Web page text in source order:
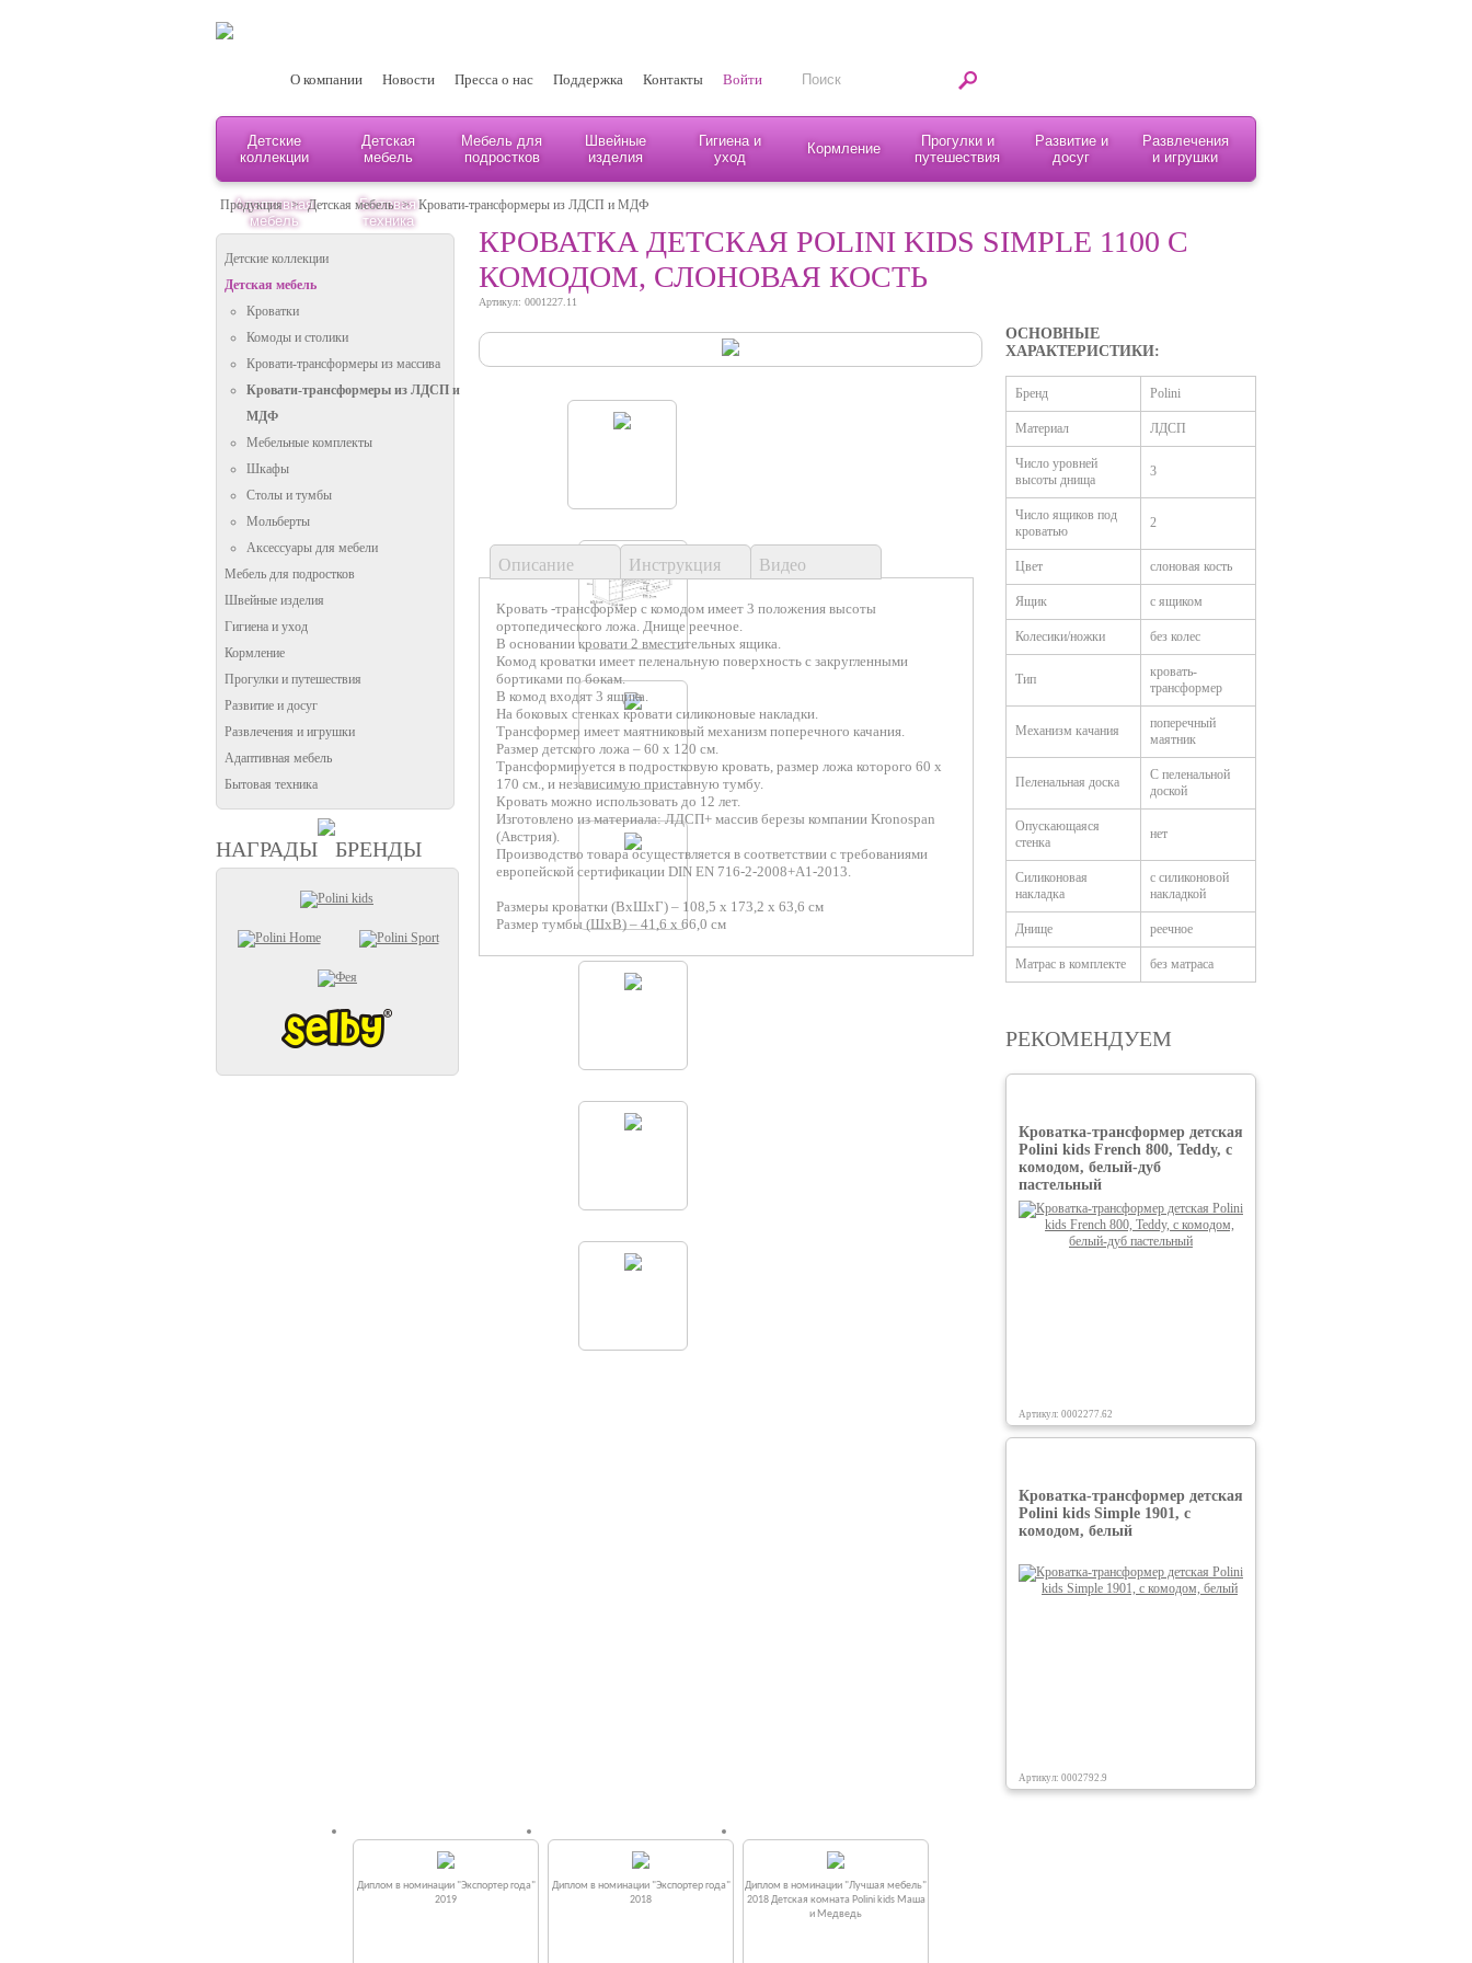
О компании Новости Пресса о нас Поддержка Контакты Войти
Детские
коллекции
Детская
мебель
Мебель для
подростков
Швейные
изделия
Гигиена и
уход
Кормление
Прогулки и
путешествия
Развитие и
досуг
Развлечения
и игрушки
Адаптивная
мебель
Бытовая
техника
Продукция > Детская мебель > Кровати-трансформеры из ЛДСП и МДФ
Детские коллекции
Детская мебель
Кроватки
Комоды и столики
Кровати-трансформеры из массива
Кровати-трансформеры из ЛДСП и
МДФ
Мебельные комплекты
Шкафы
Столы и тумбы
Мольберты
Аксессуары для мебели
Мебель для подростков
Швейные изделия
Гигиена и уход
Кормление
Прогулки и путешествия
Развитие и досуг
Развлечения и игрушки
Адаптивная мебель
Бытовая техника
НАГРАДЫ БРЕНДЫ
КРОВАТКА ДЕТСКАЯ POLINI KIDS SIMPLE 1100 С
КОМОДОМ, СЛОНОВАЯ КОСТЬ
Артикул: 0001227.11
Описание Инструкция Видео
Кровать -трансформер с комодом имеет 3 положения высоты
ортопедического ложа. Днище реечное.
В основании кровати 2 вместительных ящика.
Комод кроватки имеет пеленальную поверхность с закругленными
бортиками по бокам.
В комод входят 3 ящика.
На боковых стенках кровати силиконовые накладки.
Трансформер имеет маятниковый механизм поперечного качания.
Размер детского ложа – 60 х 120 см.
Трансформируется в подростковую кровать, размер ложа которого 60 х
170 см., и независимую приставную тумбу.
Кровать можно использовать до 12 лет.
Изготовлено из материала: ЛДСП+ массив березы компании Kronospan
(Австрия).
Производство товара осуществляется в соответствии с требованиями
европейской сертификации DIN EN 716-2-2008+A1-2013.
Размеры кроватки (ВхШхГ) – 108,5 х 173,2 х 63,6 см
Размер тумбы (ШхВ) – 41,6 х 66,0 см
ОСНОВНЫЕ
ХАРАКТЕРИСТИКИ:
Бренд Polini
Материал ЛДСП
Число уровней
высоты днища
3
Число ящиков под
кроватью
2
Цвет слоновая кость
Ящик с ящиком
Колесики/ножки без колес
Тип
кровать-
трансформер
Механизм качания
поперечный
маятник
Пеленальная доска
С пеленальной
доской
Опускающаяся
стенка
нет
Силиконовая
накладка
с силиконовой
накладкой
Днище реечное
Матрас в комплекте без матраса
РЕКОМЕНДУЕМ
Кроватка-трансформер детская
Polini kids French 800, Teddy, с
комодом, белый-дуб
пастельный
Артикул: 0002277.62
Кроватка-трансформер детская
Polini kids Simple 1901, с
комодом, белый
Артикул: 0002792.9
Диплом в номинации "Экспортер года"
2019
Диплом в номинации "Экспортер года"
2018
Диплом в номинации "Лучшая мебель"
2018 Детская комната Polini kids Маша
и Медведь